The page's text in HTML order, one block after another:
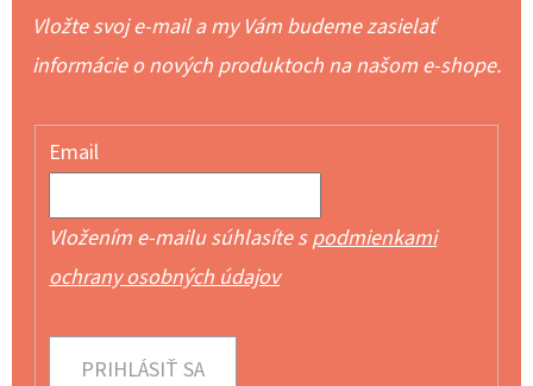
Vložte svoj e-mail a my Vám budeme zasielať
informácie o nových produktoch na našom e-shope.
Email
Vložením e-mailu súhlasíte spodmienkami
ochrany osobných údajov
PRIHLÁSIŤ SA